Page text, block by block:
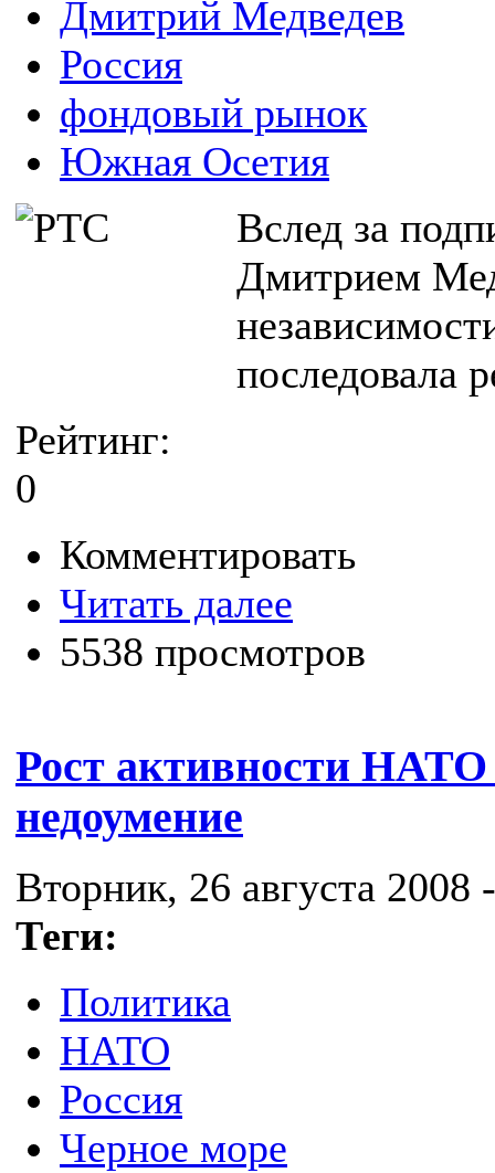
Дмитрий Медведев
Россия
фондовый рынок
Южная Осетия
Вслед за
Дмитрием
последовала
Рейтинг:
0
Комментировать
Читать далее
5538 просмотров
Рост активности
недоумение
Вторник, 26 августа 2008
Теги:
Политика
НАТО
Россия
Черное море